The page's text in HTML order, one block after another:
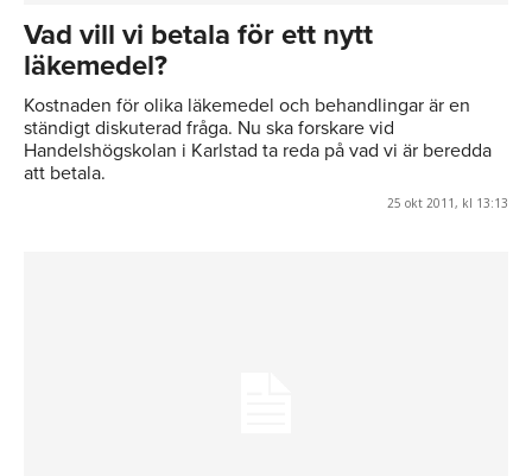
Vad vill vi betala för ett nytt
läkemedel?
Kostnaden för olika läkemedel och behandlingar är en
ständigt diskuterad fråga. Nu ska forskare vid
Handelshögskolan i Karlstad ta reda på vad vi är beredda
att betala.
25 okt 2011, kl 13:13